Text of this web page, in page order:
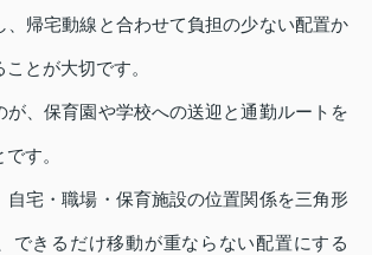
、帰宅動線と合わせて負担の少ない配置か
とが大切です。
が、保育園や学校への送迎と通勤ルートを
す。
自宅・職場・保育施設の位置関係を三角形
できるだけ移動が重ならない配置にする